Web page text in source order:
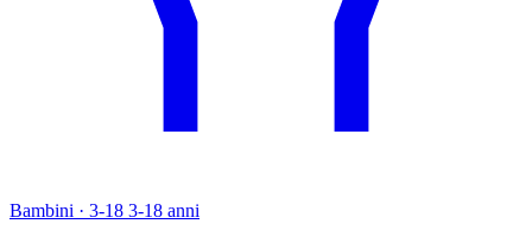
Bambini · 3-18 3-18 anni